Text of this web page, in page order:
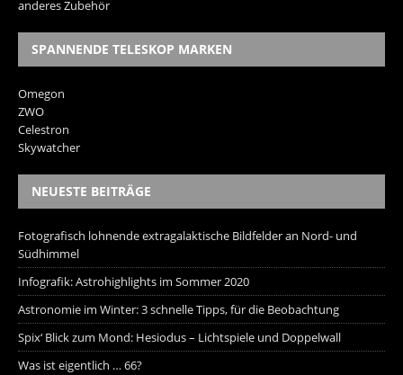
anderes Zubehör
SPANNENDE TELESKOP MARKEN
Omegon
ZWO
Celestron
Skywatcher
NEUESTE BEITRÄGE
Fotografisch lohnende extragalaktische Bildfelder an Nord- und
Südhimmel
Infografik: Astrohighlights im Sommer 2020
Astronomie im Winter: 3 schnelle Tipps, für die Beobachtung
Spix‘ Blick zum Mond: Hesiodus – Lichtspiele und Doppelwall
Was ist eigentlich … 66?